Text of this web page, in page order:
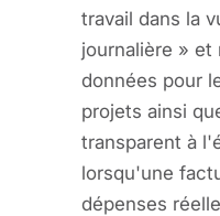
travail dans la
journalière » et
données pour
projets ainsi
transparent à
lorsqu'une
dépenses